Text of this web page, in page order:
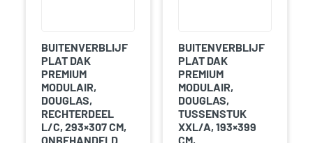
BUITENVERBLIJF
PLAT DAK
PREMIUM
MODULAIR,
DOUGLAS,
RECHTERDEEL
L/C, 293×307 CM,
ONBEHANDELD.
BUITENVERBLIJF
PLAT DAK
PREMIUM
MODULAIR,
DOUGLAS,
TUSSENSTUK
XXL/A, 193×399
CM,